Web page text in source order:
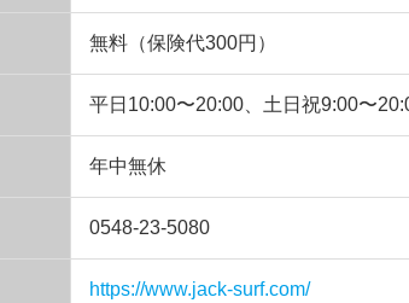
無料（保険代300円）
平日10:00〜20:00、土日祝9:00〜
年中無休
0548-23-5080
https://www.jack-surf.com/